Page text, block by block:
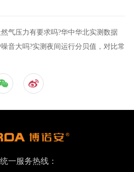
气压力有要求吗?华中华北实测数据
音大吗?实测夜间运行分贝值，对比常
一服务热线：